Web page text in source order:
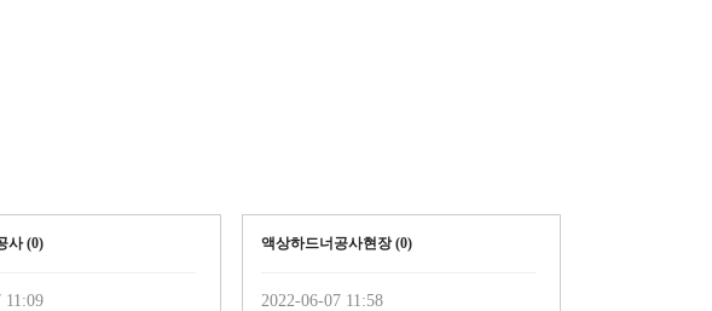
사 (0)
11:09
액상하드너공사현장 (0)
2022-06-07 11:58